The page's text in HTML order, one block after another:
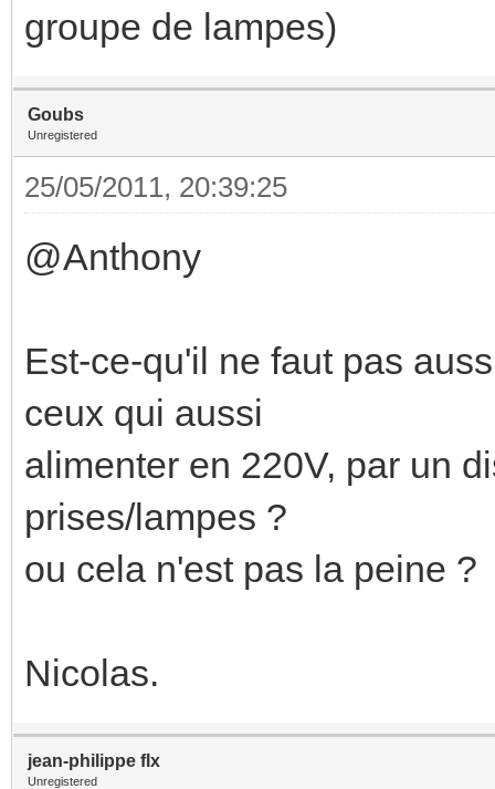
groupe de lampes)
Goubs
Unregistered
25/05/2011, 20:39:25
@Anthony
Est-ce-qu'il ne faut pas
ceux qui aussi
alimenter en 220V, par un
prises/lampes ?
ou cela n'est pas la peine ?
Nicolas.
jean-philippe flx
Unregistered